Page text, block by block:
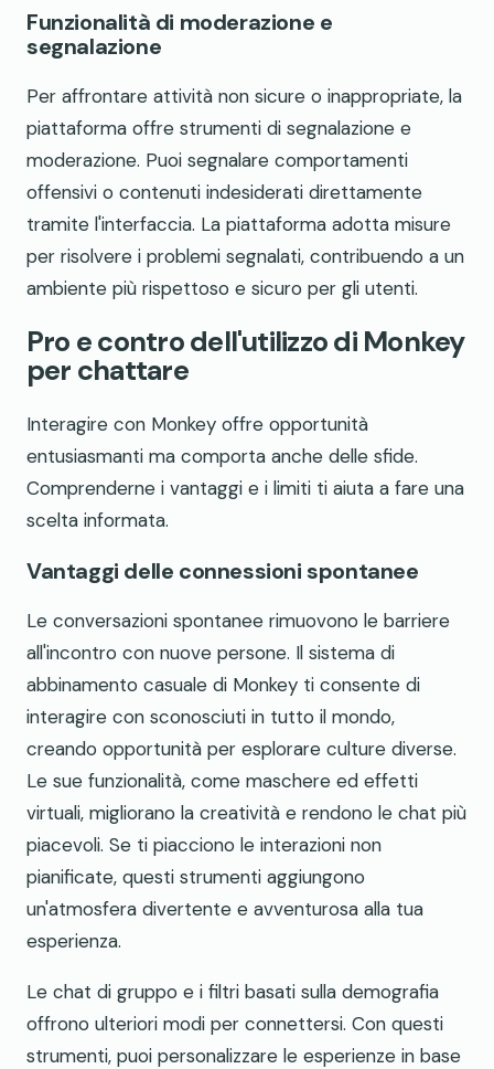
Funzionalità di moderazione e
segnalazione
Per affrontare attività non sicure o inappropriate, la
piattaforma offre strumenti di segnalazione e
moderazione. Puoi segnalare comportamenti
offensivi o contenuti indesiderati direttamente
tramite l'interfaccia. La piattaforma adotta misure
per risolvere i problemi segnalati, contribuendo a un
ambiente più rispettoso e sicuro per gli utenti.
Pro e contro dell'utilizzo di Monkey
per chattare
Interagire con Monkey offre opportunità
entusiasmanti ma comporta anche delle sfide.
Comprenderne i vantaggi e i limiti ti aiuta a fare una
scelta informata.
Vantaggi delle connessioni spontanee
Le conversazioni spontanee rimuovono le barriere
all'incontro con nuove persone. Il sistema di
abbinamento casuale di Monkey ti consente di
interagire con sconosciuti in tutto il mondo,
creando opportunità per esplorare culture diverse.
Le sue funzionalità, come maschere ed effetti
virtuali, migliorano la creatività e rendono le chat più
piacevoli. Se ti piacciono le interazioni non
pianificate, questi strumenti aggiungono
un'atmosfera divertente e avventurosa alla tua
esperienza.
Le chat di gruppo e i filtri basati sulla demografia
offrono ulteriori modi per connettersi. Con questi
strumenti, puoi personalizzare le esperienze in base